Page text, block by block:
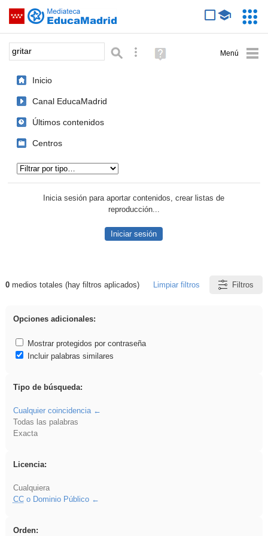
Saltar navegación
Palabra o frase: Búsqueda avanzada
Ayuda
(en
Inicio
Canal EducaMadrid
Últimos contenidos
Centros
Inicia sesión para aportar contenidos, crear listas de
reproducción...
Iniciar sesión
Resultados de: gritar
0medios totales (hay filtros aplicados) Limpiar filtros Filtros
Opciones adicionales:
Mostrar protegidos por contraseña
Incluir palabras similares
Tipo de búsqueda:
Cualquier coincidencia
Todas las palabras
Exacta
Licencia:
Cualquiera
CCo Dominio Público
Orden: